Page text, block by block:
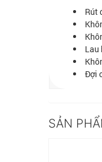
Rút
Lau
Đợi
SẢN